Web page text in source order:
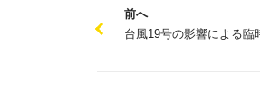
前へ
台風19号の影響による臨